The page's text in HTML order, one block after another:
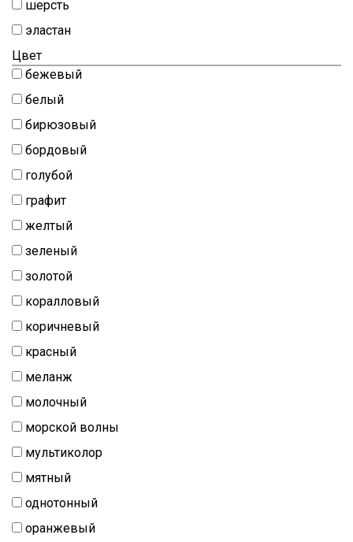
Шитьё
Шифон
Штапель
Экокожа
шерсть
эластан
Цвет
бежевый
белый
бирюзовый
бордовый
голубой
графит
желтый
зеленый
золотой
коралловый
коричневый
красный
меланж
молочный
морской волны
мультиколор
мятный
однотонный
оранжевый